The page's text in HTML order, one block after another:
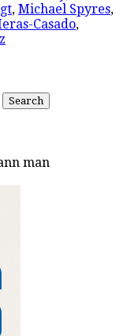
, Michael Spyres,
Casado,
man